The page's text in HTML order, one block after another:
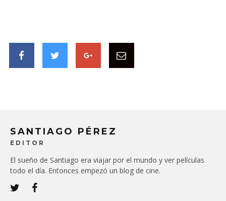
SANTIAGO PÉREZ
EDITOR
El sueño de Santiago era viajar por el mundo y ver películas
todo el día. Entonces empezó un blog de cine.